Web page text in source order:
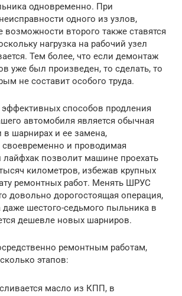
одновременно. При
одного из узлов,
второго также ставятся
нагрузка на рабочий узел
Тем более, что если демонтаж
уже был произведен, то сделать, то
не составит особого труда.
способов продления
автомобиля является обычная
в шарнирах и ее замена,
и проводимая
лайфхак позволит машине проехать
километров, избежав крупных
ремонтных работ. Менять ШРУС
довольно дорогостоящая операция,
даже шестого-седьмого пыльника в
дешевле новых шарниров.
ремонтным работам,
этапов:
масло из КПП, в